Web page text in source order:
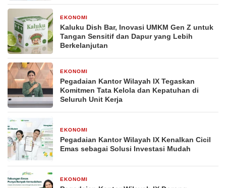
EKONOMI
Kaluku Dish Bar, Inovasi UMKM Gen Z untuk
Tangan Sensitif dan Dapur yang Lebih
Berkelanjutan
EKONOMI
Pegadaian Kantor Wilayah IX Tegaskan
Komitmen Tata Kelola dan Kepatuhan di
Seluruh Unit Kerja
EKONOMI
Pegadaian Kantor Wilayah IX Kenalkan Cicil
Emas sebagai Solusi Investasi Mudah
EKONOMI